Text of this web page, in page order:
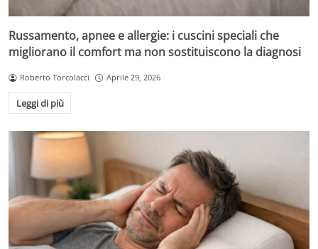
Russamento, apnee e allergie: i cuscini speciali che
migliorano il comfort ma non sostituiscono la diagnosi
Roberto Torcolacci Aprile 29, 2026
Leggi di più